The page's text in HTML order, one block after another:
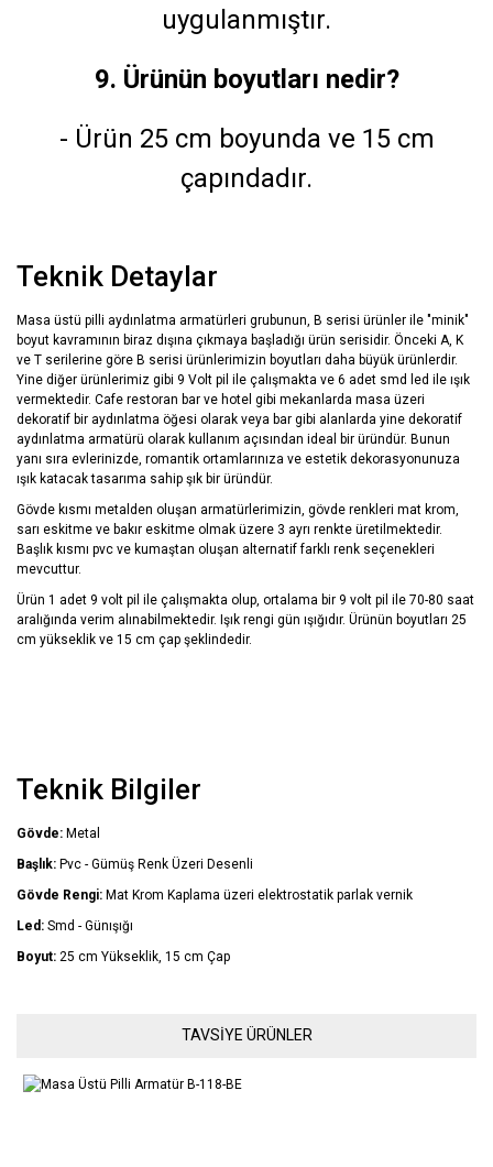
uygulanmıştır.
9. Ürünün boyutları nedir?
- Ürün 25 cm boyunda ve 15 cm
çapındadır.
Teknik Detaylar
Masa üstü pilli aydınlatma armatürleri grubunun, B serisi ürünler ile "minik"
boyut kavramının biraz dışına çıkmaya başladığı ürün serisidir. Önceki A, K
ve T serilerine göre B serisi ürünlerimizin boyutları daha büyük ürünlerdir.
Yine diğer ürünlerimiz gibi 9 Volt pil ile çalışmakta ve 6 adet smd led ile ışık
vermektedir. Cafe restoran bar ve hotel gibi mekanlarda masa üzeri
dekoratif bir aydınlatma öğesi olarak veya bar gibi alanlarda yine dekoratif
aydınlatma armatürü olarak kullanım açısından ideal bir üründür. Bunun
yanı sıra evlerinizde, romantik ortamlarınıza ve estetik dekorasyonunuza
ışık katacak tasarıma sahip şık bir üründür.
Gövde kısmı metalden oluşan armatürlerimizin, gövde renkleri mat krom,
sarı eskitme ve bakır eskitme olmak üzere 3 ayrı renkte üretilmektedir.
Başlık kısmı pvc ve kumaştan oluşan alternatif farklı renk seçenekleri
mevcuttur.
Ürün 1 adet 9 volt pil ile çalışmakta olup, ortalama bir 9 volt pil ile 70-80 saat
aralığında verim alınabilmektedir. Işık rengi gün ışığıdır. Ürünün boyutları 25
cm yükseklik ve 15 cm çap şeklindedir.
Teknik Bilgiler
Gövde: Metal
Başlık: Pvc - Gümüş Renk Üzeri Desenli
Gövde Rengi: Mat Krom Kaplama üzeri elektrostatik parlak vernik
Led: Smd - Günışığı
Boyut: 25 cm Yükseklik, 15 cm Çap
Bu ürünün fiyat bilgisi, resim, ürün açıklamalarında ve diğer
konularda yetersiz gördüğünüz noktaları öneri formunu kullanarak
Görüş ve önerileriniz için teşekkür ederiz.
TAVSİYE ÜRÜNLER